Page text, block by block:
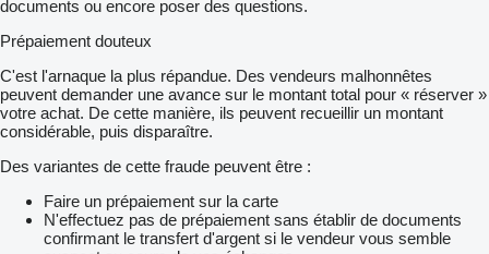
documents ou encore poser des questions.
Prépaiement douteux
C'est l'arnaque la plus répandue. Des vendeurs malhonnêtes
peuvent demander une avance sur le montant total pour « réserver »
votre achat. De cette manière, ils peuvent recueillir un montant
considérable, puis disparaître.
Des variantes de cette fraude peuvent être :
Faire un prépaiement sur la carte
N'effectuez pas de prépaiement sans établir de documents
confirmant le transfert d'argent si le vendeur vous semble